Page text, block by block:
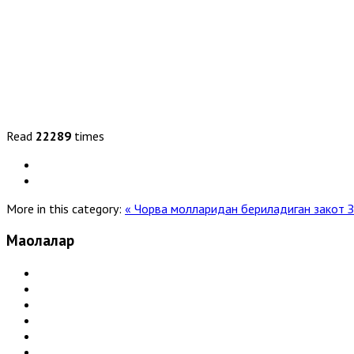
Read 22289 times
More in this category: « Чорва молларидан бериладиган закот
Мақолалар